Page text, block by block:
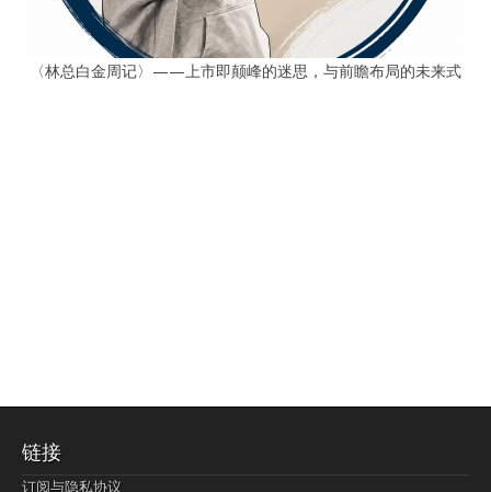
〈林总白金周记〉——上市即颠峰的迷思，与前瞻布局的未来式
链接
订阅与隐私协议